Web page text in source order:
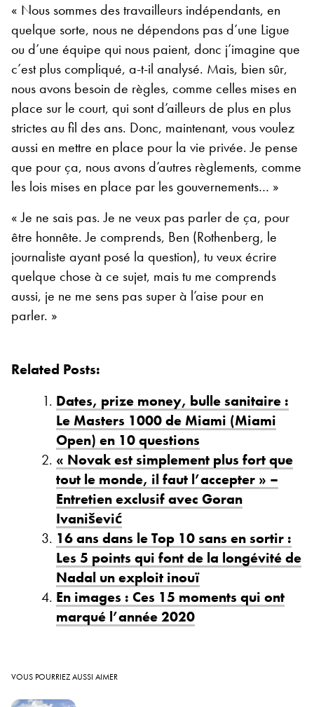
« Nous sommes des travailleurs indépendants, en
quelque sorte, nous ne dépendons pas d’une Ligue
ou d’une équipe qui nous paient, donc j’imagine que
c’est plus compliqué, a-t-il analysé. Mais, bien sûr,
nous avons besoin de règles, comme celles mises en
place sur le court, qui sont d’ailleurs de plus en plus
strictes au fil des ans. Donc, maintenant, vous voulez
aussi en mettre en place pour la vie privée. Je pense
que pour ça, nous avons d’autres règlements, comme
les lois mises en place par les gouvernements… »
« Je ne sais pas. Je ne veux pas parler de ça, pour
être honnête. Je comprends, Ben (Rothenberg, le
journaliste ayant posé la question), tu veux écrire
quelque chose à ce sujet, mais tu me comprends
aussi, je ne me sens pas super à l’aise pour en
parler. »
Related Posts:
Dates, prize money, bulle sanitaire :
Le Masters 1000 de Miami (Miami
Open) en 10 questions
« Novak est simplement plus fort que
tout le monde, il faut l’accepter » –
Entretien exclusif avec Goran
Ivanišević
16 ans dans le Top 10 sans en sortir :
Les 5 points qui font de la longévité de
Nadal un exploit inouï
En images : Ces 15 moments qui ont
marqué l’année 2020
VOUS POURRIEZ AUSSI AIMER